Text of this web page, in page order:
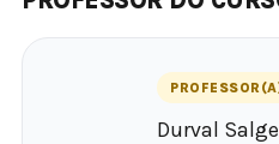
Durval